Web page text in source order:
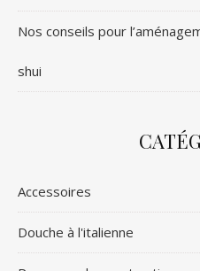
Nos conseils pour
shui
Accessoires
Douche à l'italienne